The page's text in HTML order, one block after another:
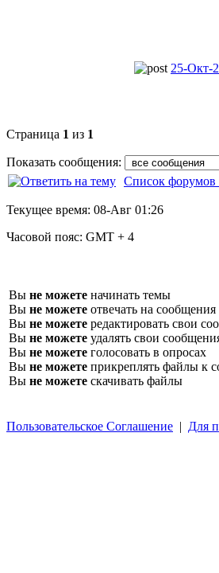
25-Окт-
Страница 1 из 1
Показать сообщения:
Список форумов
Текущее время: 08-Авг 01:26
Часовой пояс: GMT + 4
Вы не можете начинать темы
Вы не можете отвечать на сообщения
Вы не можете редактировать свои
Вы не можете удалять свои
Вы не можете голосовать в опросах
Вы не можете прикреплять файлы к
Вы не можете скачивать файлы
Пользовательское Соглашение | Для